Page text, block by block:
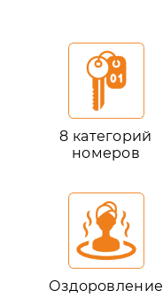
8 категорий
номеров
Оздоровление